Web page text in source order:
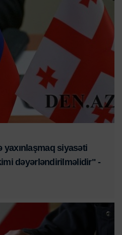
yaxınlaşmaq siyasəti
dəyərləndirilməlidir" -